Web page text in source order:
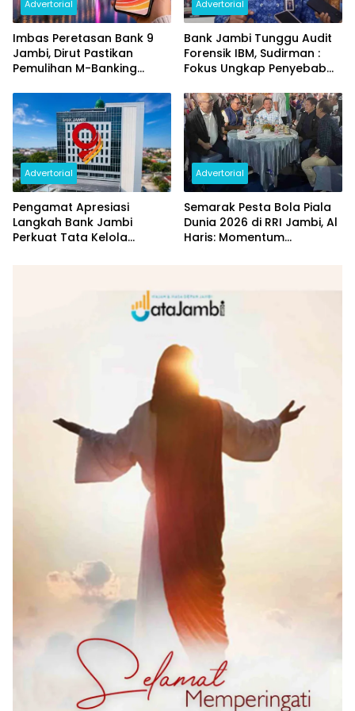
Advertorial
Imbas Peretasan Bank 9
Jambi, Dirut Pastikan
Pemulihan M-Banking
Advertorial
Bank Jambi Tunggu Audit
Forensik IBM, Sudirman :
Fokus Ungkap Penyebab
Rp144 Miliar
Advertorial
Pengamat Apresiasi
Langkah Bank Jambi
Perkuat Tata Kelola
Advertorial
Semarak Pesta Bola Piala
Dunia 2026 di RRI Jambi, Al
Haris: Momentum